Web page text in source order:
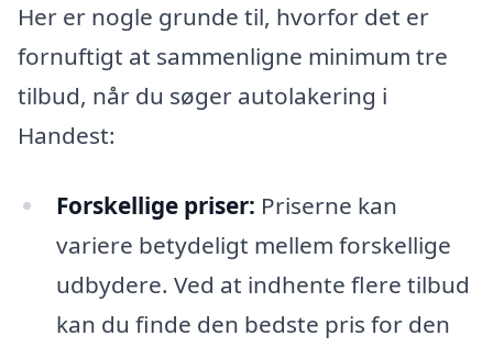
Her er nogle grunde til, hvorfor det er
fornuftigt at sammenligne minimum tre
tilbud, når du søger autolakering i
Handest:
Forskellige priser: Priserne kan
variere betydeligt mellem forskellige
udbydere. Ved at indhente flere tilbud
kan du finde den bedste pris for den